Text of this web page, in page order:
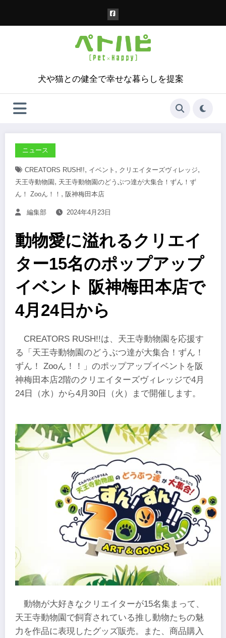
犬や猫との健全で幸せな暮らしを提案
ニュース
CREATORS RUSH!!, イベント , クリエイターズヴィレッジ,
天王寺動物園 , 天王寺動物園のどうぶつ達が大集合！ずん！ず
ん！ Zooん！！ , 阪神梅田本店
編集部 2024年4月23日
動物愛に溢れるクリエイ
ター15名のポップアップ
イベント 阪神梅田本店で
4月24日から
CREATORS RUSH!!は、天王寺動物園を応援す
る「天王寺動物園のどうぶつ達が大集合！ずん！
ずん！ Zooん！！」のポップアップイベントを阪
神梅田本店2階のクリエイターズヴィレッジで4月
24日（水）から4月30日（火）まで開催します。
動物が大好きなクリエイターが15名集まって、
天王寺動物園で飼育されている推し動物たちの魅
力を作品に表現したグッズ販売。また、商品購入